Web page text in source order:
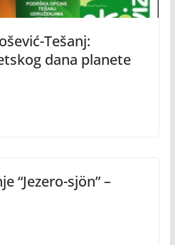
Tešanj:
dana planete
“Jezero-sjön” –